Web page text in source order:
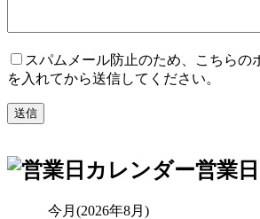
スパムメール防止のため、こちらの
を入れてから送信してください。
営業
今月(2026年8月)